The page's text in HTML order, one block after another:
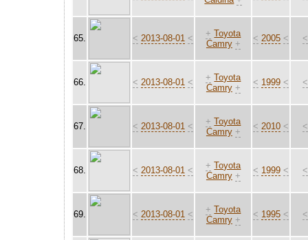
65. < 2013-08-01 < + Toyota
Camry +
< 2005 < <
66. < 2013-08-01 < + Toyota
Camry +
< 1999 < <
67. < 2013-08-01 < + Toyota
Camry +
< 2010 < <
68. < 2013-08-01 < + Toyota
Camry +
< 1999 < <
69. < 2013-08-01 < + Toyota
Camry +
< 1995 < <